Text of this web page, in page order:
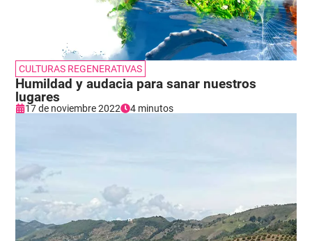
CULTURAS REGENERATIVAS
Humildad y audacia para sanar nuestros
lugares
17 de noviembre 2022 4 minutos